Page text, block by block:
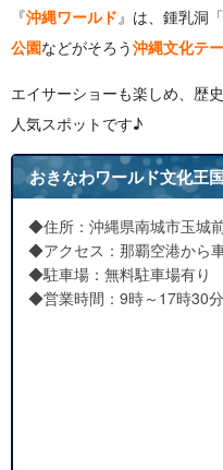
『沖縄ワールド 』は、鍾乳洞「
公園などがそろう沖縄文化テ
エイサーショーも楽しめ、歴
人気スポットです♪
おきなわワールド文化王
◆住所：沖縄県南城市玉城
◆アクセス：那覇空港から
◆駐車場：無料駐車場有り
◆営業時間：9時～17時30分